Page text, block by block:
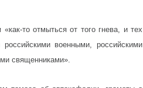
то отмыться от того гнева, и тех
военными, российскими
священниками».